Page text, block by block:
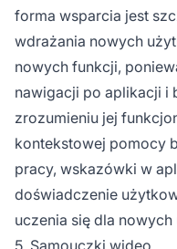
forma wsparcia jest
wdrażania nowych
nowych funkcji,
nawigacji po aplikacji i
zrozumieniu jej
kontekstowej pomocy
pracy, wskazówki w
doświadczenie
uczenia się dla
5. Samouczki wideo